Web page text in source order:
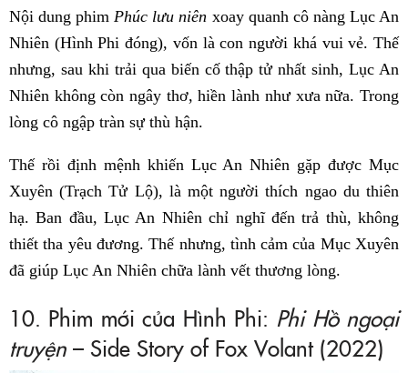
Nội dung phim Phúc lưu niên xoay quanh cô nàng Lục An
Nhiên (Hình Phi đóng), vốn là con người khá vui vẻ. Thế
nhưng, sau khi trải qua biến cố thập tử nhất sinh, Lục An
Nhiên không còn ngây thơ, hiền lành như xưa nữa. Trong
lòng cô ngập tràn sự thù hận.
Thế rồi định mệnh khiến Lục An Nhiên gặp được Mục
Xuyên (Trạch Tử Lộ), là một người thích ngao du thiên
hạ. Ban đầu, Lục An Nhiên chỉ nghĩ đến trả thù, không
thiết tha yêu đương. Thế nhưng, tình cảm của Mục Xuyên
đã giúp Lục An Nhiên chữa lành vết thương lòng.
10. Phim mới của Hình Phi: Phi Hồ ngoại
truyện – Side Story of Fox Volant (2022)